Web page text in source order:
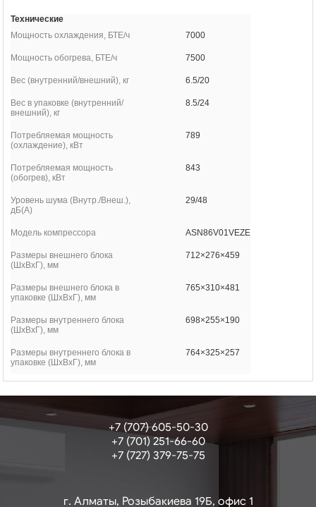
Технические
Мощность охлаждения, БТЕ/ч
7000
Мощность обогрева, БТЕ/ч 7500
Вес (внутренний/внешний), кг 6.5/20
Вес в упаковке (внутренний/
внешний), кг
8.5/24
Потребляемая мощность
(охлаждение), кВт
789
Потребляемая мощность
(обогрев), кВт
843
Уровень шума (Внутр./Внеш.),
дБ(А)
29/48
Модель компрессора ASN86V01VEZE
Размеры внешнего блока
(ШхВхГ), мм
712×276×459
Размеры внешнего блока в
упаковке (ШхВхГ), мм
765×310×481
Размеры внутреннего блока
(ШхВхГ), мм
698×255×190
Размеры внутреннего блока в
упаковке (ШхВхГ), мм
764×325×257
г. Алматы, Розыбакиева 19Б, офис 1
+7 (707) 605-50-30
+7 (701) 251-66-60
+7 (727) 379-75-75